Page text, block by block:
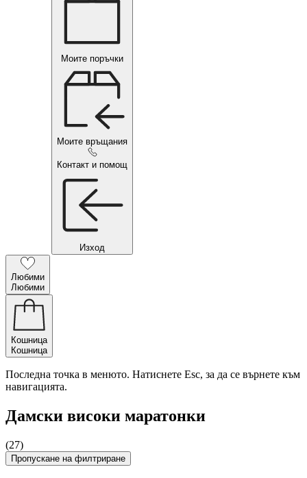
Моите поръчки
Моите връщания
Контакт и помощ
Изход
Любими
Любими
Кошница
Кошница
Последна точка в менюто. Натиснете Esc, за да се върнете към
навигацията.
Дамски високи маратонки
(27)
Пропускане на филтриране